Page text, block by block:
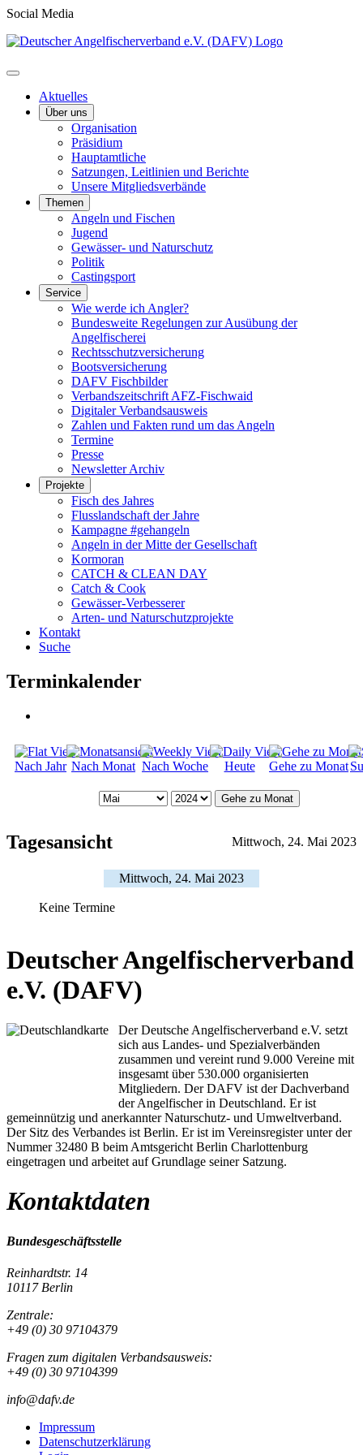
Social Media
Aktuelles
Über uns
Organisation
Präsidium
Hauptamtliche
Satzungen, Leitlinien und Berichte
Unsere Mitgliedsverbände
Themen
Angeln und Fischen
Jugend
Gewässer- und Naturschutz
Politik
Castingsport
Service
Wie werde ich Angler?
Bundesweite Regelungen zur Ausübung der
Angelfischerei
Rechtsschutzversicherung
Bootsversicherung
DAFV Fischbilder
Verbandszeitschrift AFZ-Fischwaid
Digitaler Verbandsausweis
Zahlen und Fakten rund um das Angeln
Termine
Presse
Newsletter Archiv
Projekte
Fisch des Jahres
Flusslandschaft der Jahre
Kampagne #gehangeln
Angeln in der Mitte der Gesellschaft
Kormoran
CATCH & CLEAN DAY
Catch & Cook
Gewässer-Verbesserer
Arten- und Naturschutzprojekte
Kontakt
Suche
Terminkalender
Nach Jahr Nach Monat Nach Woche Heute Gehe zu Monat
Gehe zu Monat
Tagesansicht Mittwoch, 24. Mai 2023
Mittwoch, 24. Mai 2023
Keine Termine
Deutscher Angelfischerverband
e.V. (DAFV)
Der Deutsche Angelfischerverband e.V. setzt
sich aus Landes- und Spezialverbänden
zusammen und vereint rund 9.000 Vereine mit
insgesamt über 530.000 organisierten
Mitgliedern. Der DAFV ist der Dachverband
der Angelfischer in Deutschland. Er ist
gemeinnützig und anerkannter Naturschutz- und Umweltverband.
Der Sitz des Verbandes ist Berlin. Er ist im Vereinsregister unter der
Nummer 32480 B beim Amtsgericht Berlin Charlottenburg
eingetragen und arbeitet auf Grundlage seiner Satzung.
Kontaktdaten
Bundesgeschäftsstelle
Reinhardtstr. 14
10117 Berlin
Zentrale:
+49 (0) 30 97104379
Fragen zum digitalen Verbandsausweis:
+49 (0) 30 97104399
info@dafv.de
Impressum
Datenschutzerklärung